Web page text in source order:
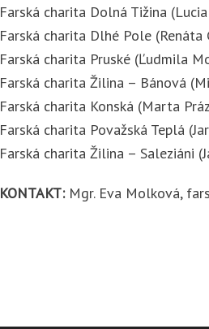
Farská charita Dolná Tižina
Farská charita Dlhé Pole (Renáta
Farská charita Pruské (Ľudmila
Farská charita Žilina – Bánová
Farská charita Konská (Marta
Farská charita Považská Teplá
Farská charita Žilina – Saleziáni
KONTAKT:Mgr. Eva Molková,